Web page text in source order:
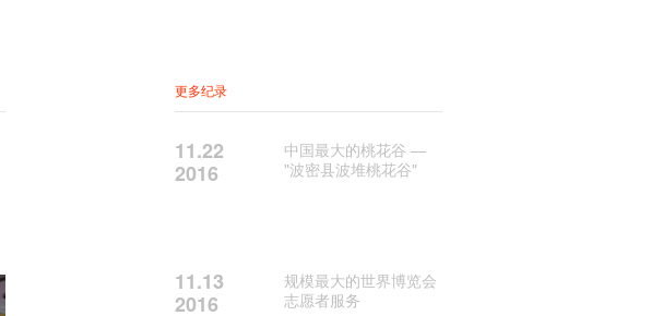
更多纪录
11.22
2016
中国最大的桃花谷 —
"波密县波堆桃花谷"
11.13
2016
规模最大的世界博览会
志愿者服务